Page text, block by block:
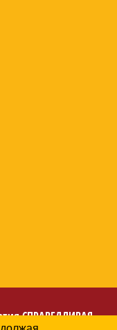
СПРАВЕДЛИВАЯ